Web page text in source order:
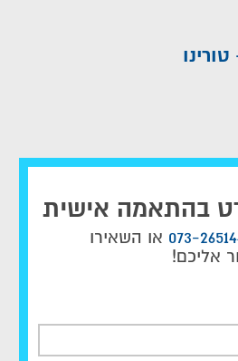
בהתאמה אישית
073- או השאירו
אליכם!